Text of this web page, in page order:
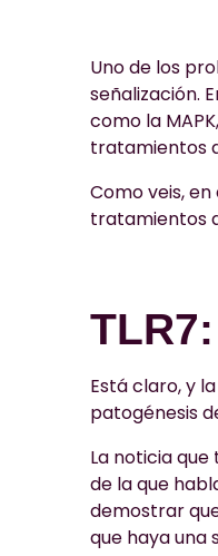
Uno de los
señalización.
como la
tratamientos
Como veis,
tratamientos
Está claro, y
patogénesis
La noticia
de la que
demostrar
que haya una